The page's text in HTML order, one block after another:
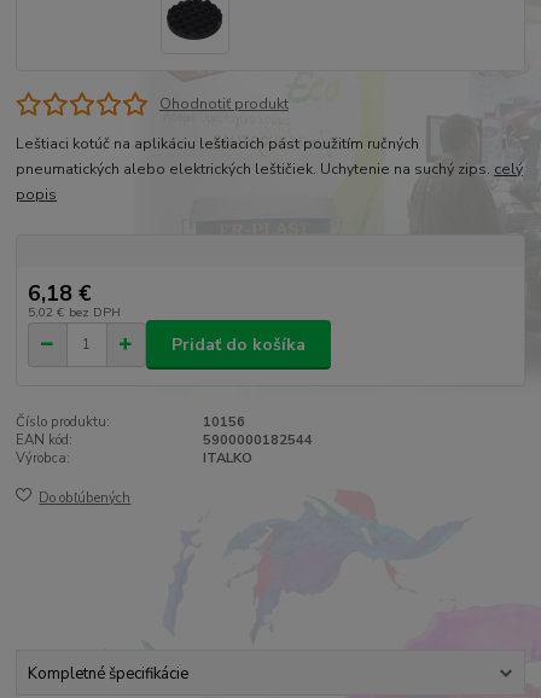
Ohodnotiť produkt
Leštiaci kotúč na aplikáciu leštiacich pást použitím ručných
pneumatických alebo elektrických leštičiek. Uchytenie na suchý zips. celý
popis
6,18 €
5,02 € bez DPH
Pridať do košíka
Číslo produktu:
10156
EAN kód:
5900000182544
Výrobca:
ITALKO
Do obľúbených
Kompletné špecifikácie